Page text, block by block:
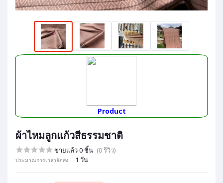
Product
ผ้าไหมลูกแก้วสีธรรมชาติ
ขายแล้ว 0 ชิ้น (0 รีวิว)
ประมาณการเวลาจัดส่ง: 1 วัน